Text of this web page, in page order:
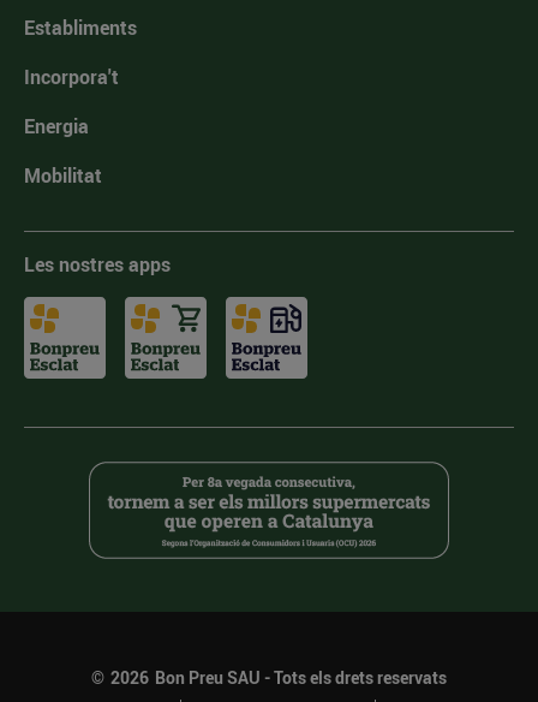
Establiments
Incorpora't
Energia
Mobilitat
Les nostres apps
© 2026 Bon Preu SAU - Tots els drets reservats